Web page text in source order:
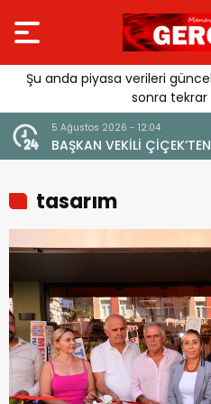
Şu anda piyasa verileri
sonra tekrar
5 Ağustos 2026 - 12:04
BAŞKAN VEKİLİ ÇİÇEK’TEN
“MANAVGAT’IN MARKA
tasarım